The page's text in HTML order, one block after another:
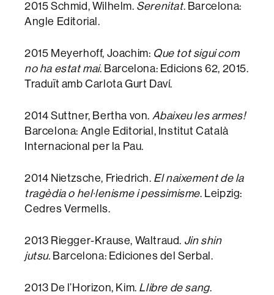
2015 Schmid, Wilhelm. Serenitat. Barcelona:
Angle Editorial.
2015 Meyerhoff, Joachim: Que tot sigui com
no ha estat mai. Barcelona: Edicions 62, 2015.
Traduït amb Carlota Gurt Daví.
2014 Suttner, Bertha von. Abaixeu les armes!
Barcelona: Angle Editorial, Institut Català
Internacional per la Pau.
2014 Nietzsche, Friedrich. El naixement de la
tragèdia o hel·lenisme i pessimisme. Leipzig:
Cedres Vermells.
2013 Riegger-Krause, Waltraud. Jin shin
jutsu. Barcelona: Ediciones del Serbal.
2013 De l’Horizon, Kim. Llibre de sang.